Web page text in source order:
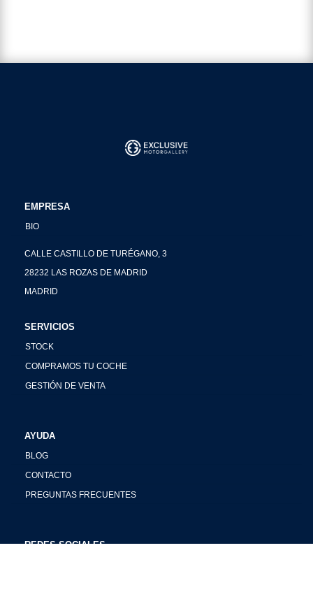
EMPRESA
BIO
CALLE CASTILLO DE TURÉGANO, 3
28232 LAS ROZAS DE MADRID
MADRID
SERVICIOS
STOCK
COMPRAMOS TU COCHE
GESTIÓN DE VENTA
AYUDA
BLOG
CONTACTO
PREGUNTAS FRECUENTES
REDES SOCIALES